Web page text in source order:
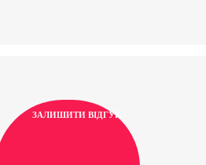
ЗАЛИШИТИ ВІДГУК